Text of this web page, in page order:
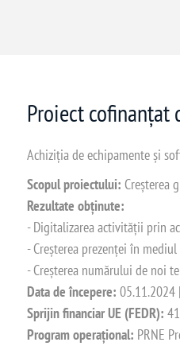
Proiect cofinanțat
Achiziția de echipamente și
Scopul proiectului: Creșterea
Rezultate obținute:
- Digitalizarea activității prin
- Creșterea prezenței în
- Creșterea numărului de noi
Data de începere: 05.11.2024 |
Sprijin financiar UE (FEDR):
Program operațional: PRNE